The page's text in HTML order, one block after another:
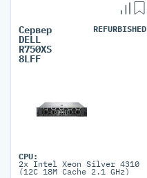
Сервер
DELL
R750XS
8LFF
REFURBISHED
CPU:
2x Intel Xeon Silver 4310
(12C 18M Cache 2.1 GHz)